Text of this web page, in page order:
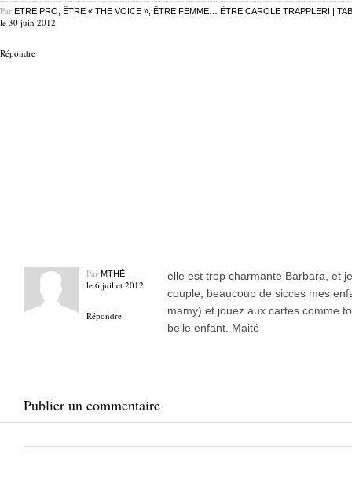
Par ETRE PRO, ÊTRE « THE VOICE », ÊTRE FEMME… ÊTRE CAROLE TRAPPLER! |
le 30 juin 2012
Répondre
Par MTHÉ
le 6 juillet 2012
Répondre
elle est trop charmante Barbara, et
couple, beaucoup de sicces mes
mamy) et jouez aux cartes comme
belle enfant. Maité
Publier un commentaire